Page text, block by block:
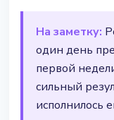
На заметку:
один день
первой
сильный
исполнилось